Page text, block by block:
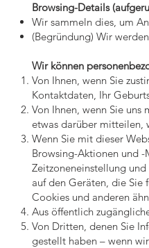
Browsing-Details
Wir sammeln dies, um
(Begründung) Wir
Wir können
Von Ihnen, wenn Sie
Kontaktdaten, Ihr
Von Ihnen, wenn Sie
etwas darüber mitteilen,
Wenn Sie mit dieser
Browsing-Aktionen und -
Zeitzoneneinstellung
auf den Geräten, die Sie
Cookies und anderen
Aus öffentlich
Von Dritten, denen Sie
gestellt haben – wenn